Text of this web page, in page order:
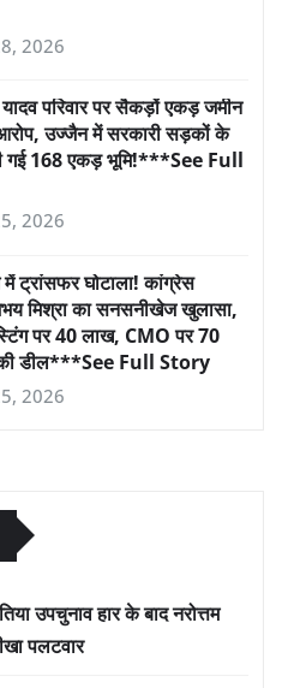
2026
परिवार पर सैकड़ों एकड़ जमीन
उज्जैन में सरकारी सड़कों के
गई 168 एकड़ भूमि!***See Full
2026
ट्रांसफर घोटाला! कांग्रेस
मिश्रा का सनसनीखेज खुलासा,
पर 40 लाख, CMO पर 70
डील***See Full Story
2026
उपचुनाव हार के बाद नरोत्तम
पलटवार